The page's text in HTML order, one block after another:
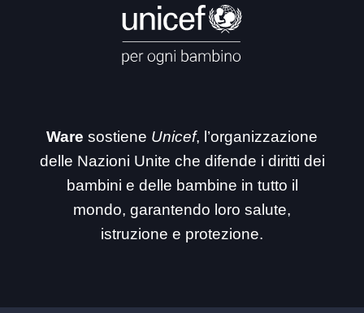
Ware sostiene Unicef, l’organizzazione
delle Nazioni Unite che difende i diritti dei
bambini e delle bambine in tutto il
mondo, garantendo loro salute,
istruzione e protezione.